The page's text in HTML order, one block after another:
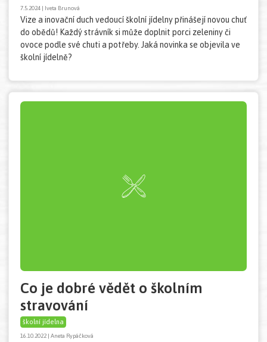
7.5.2024 | Iveta Brunová
Vize a inovační duch vedoucí školní jídelny přinášejí novou chuť
do obědů! Každý strávník si může doplnit porci zeleniny či
ovoce podle své chuti a potřeby. Jaká novinka se objevila ve
školní jídelně?
Co je dobré vědět o školním
stravování
školní jídelna
16.10.2022 | Aneta Rypáčková